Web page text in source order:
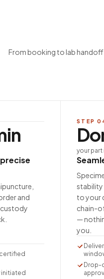
From booking to lab
and
STEP
your part
stability
to your
chain-
—
you.
Drop-